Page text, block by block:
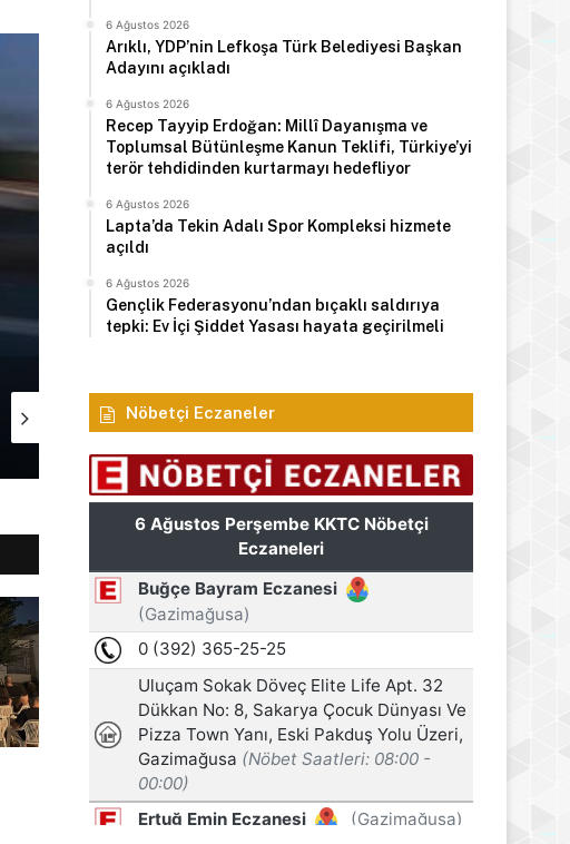
6 Ağustos 2026
Haftalık trafik raporu: 73
6 Ağustos 2026
Öztürkler: Üreten toplumlar her zaman kazanır
6 Ağustos 2026
Arıklı, YDP’nin Lefkoşa Türk Belediyesi Başkan Adayını açıkladı
6 Ağustos 2026
Arıklı, YDP’nin Lefkoşa Türk Belediyesi Başkan
Adayını açıkladı
6 Ağustos 2026
Recep Tayyip Erdoğan: Millî Dayanışma ve
Toplumsal Bütünleşme Kanun Teklifi, Türkiye’yi
terör tehdidinden kurtarmayı hedefliyor
6 Ağustos 2026
Lapta’da Tekin Adalı Spor Kompleksi hizmete
açıldı
6 Ağustos 2026
Gençlik Federasyonu’ndan bıçaklı saldırıya
tepki: Ev İçi Şiddet Yasası hayata geçirilmeli
Nöbetçi Eczaneler